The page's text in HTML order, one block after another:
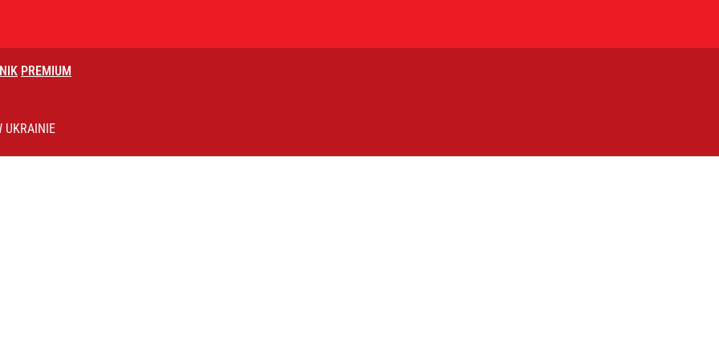
PREMIUM
burza z Wysocką-Schnepf
UKRAINIE